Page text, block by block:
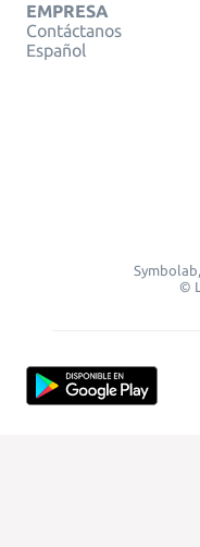
EMPRESA
Contáctanos
Español
©